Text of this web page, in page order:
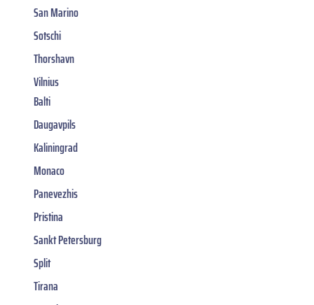
San Marino
Sotschi
Thorshavn
Vilnius
Balti
Daugavpils
Kaliningrad
Monaco
Panevezhis
Pristina
Sankt Petersburg
Split
Tirana